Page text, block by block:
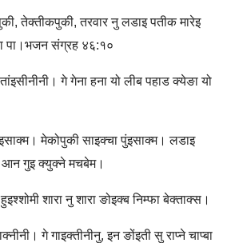
तेक्‍तीकपुकी, तरवार नु लडाइ पतीक मारेइ
पा।भजन संग्रह ४६:१०
गे गेना हना यो लीब पहाड क्‍येङा यो
मेकोपुकी साइक्‍चा पुंइसाक्‍म। लडाइ
आन गुइ क्‍युक्‍ने मचबेम।
शारा नु शारा ङोइक्‍ब निम्‍फा बेक्‍ताक्‍स।
गे गाइक्‍तीनीनु, इन ङोंइती सु राप्‍ने चाप्‍बा